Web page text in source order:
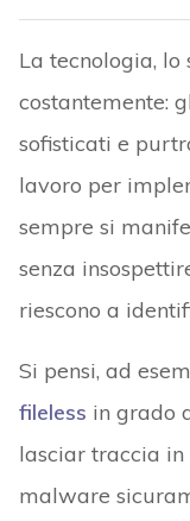
La tecnologia, lo
costantemente:
sofisticati e
lavoro per
sempre si
senza
riescono a
Si pensi, ad
fileless in grado
lasciar traccia in
malware